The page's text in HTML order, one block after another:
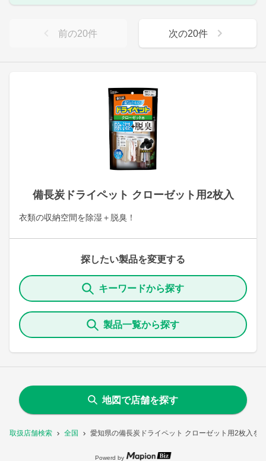
取扱店舗検索 全国 愛知県の備長炭ドライペット クローゼット用2枚入を
備長炭ドライペット クローゼット用2枚入
衣類の収納空間を除湿＋脱臭！
探したい製品を変更する
キーワードから探す
製品一覧から探す
前の20件 次の20件
地図で店舗を探す
Powerd by